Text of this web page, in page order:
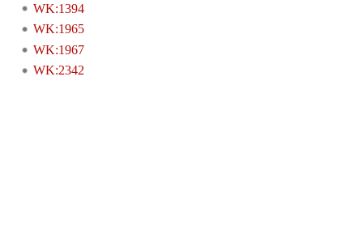
WK:1394
WK:1965
WK:1967
WK:2342